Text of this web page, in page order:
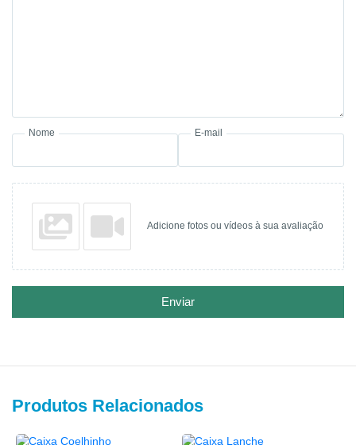
Nome E-mail
Adicione fotos ou vídeos à sua avaliação
Enviar
Produtos Relacionados